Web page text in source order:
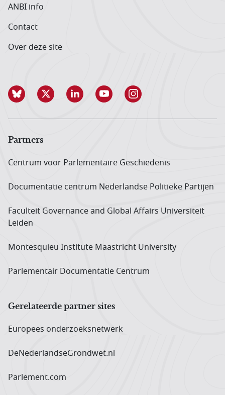
ANBI info
Contact
Over deze site
Partners
Centrum voor Parlementaire Geschiedenis
Documentatie centrum Neder­landse Politieke Partijen
Faculteit Governance and Global Affairs Universiteit
Leiden
Montesquieu Institute Maastricht University
Parlementair Documentatie Centrum
Gerelateerde partner sites
Europees onderzoeks­netwerk
DeNederlandseGrondwet.nl
Parlement.com